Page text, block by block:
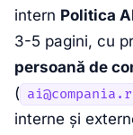
intern Politica
3-5 pagini, cu
persoană de
(
interne și